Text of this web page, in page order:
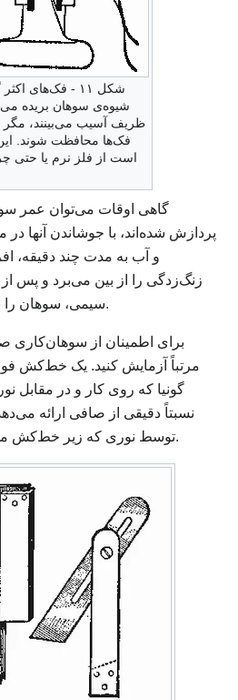
شکل ۱۱ - فک‌های
شیوه‌ی سوهان بریده
ظریف آسیب می‌بینند، مگر
فک‌ها محافظت شوند.
است از فلز نرم یا حتی
گاهی اوقات می‌توان عمر
پردازش شده‌اند، با جوشاندن آنها
و آب به مدت چند دقیقه،
زنگ‌زدگی را از بین می‌برد و پس
سیمی، سوهان را باید در نفت سفید فرو برد.
برای اطمینان از سوهان‌کاری
مرتباً آزمایش کنید. یک خط‌کش
گونیا که روی کار و در مقابل
نسبتاً دقیقی از صافی ارائه
توسط نوری که زیر خط‌کش می‌تابد، نشان داده می‌شود.